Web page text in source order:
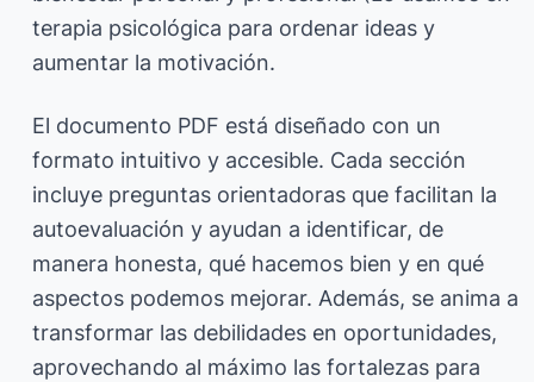
terapia psicológica para ordenar ideas y
aumentar la motivación.
El documento PDF está diseñado con un
formato intuitivo y accesible. Cada sección
incluye preguntas orientadoras que facilitan la
autoevaluación y ayudan a identificar, de
manera honesta, qué hacemos bien y en qué
aspectos podemos mejorar. Además, se anima a
transformar las debilidades en oportunidades,
aprovechando al máximo las fortalezas para